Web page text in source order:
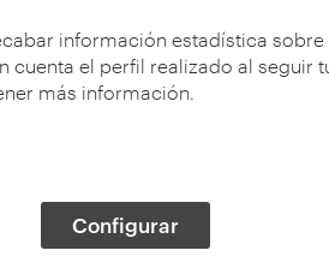
información estadística
cuenta el perfil realizado al seguir
más información.
Configurar